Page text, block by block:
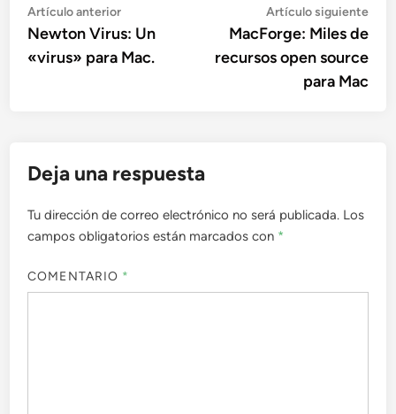
Navegación
de
entradas
Artículo anteriorArtículo
anterior:
Newton Virus: Un
«virus» para Mac.
Artículo siguiente
MacForge: Miles de
recursos open source
para Mac
Deja una respuesta
Tu dirección de correo electrónico no será publicada. Los
campos obligatorios están marcados con *
COMENTARIO *